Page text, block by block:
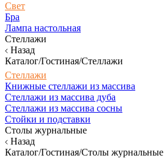
Свет
Бра
Лампа настольная
Стеллажи
Назад
Каталог/Гостиная/Стеллажи
Стеллажи
Книжные стеллажи из массива
Стеллажи из массива дуба
Стеллажи из массива сосны
Стойки и подставки
Столы журнальные
Назад
Каталог/Гостиная/Столы журнальные